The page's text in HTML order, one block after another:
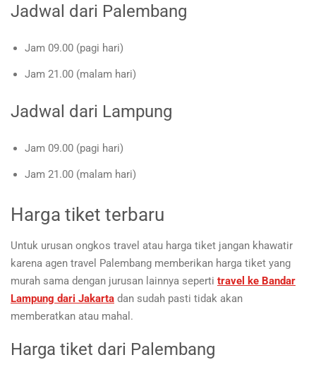
Jadwal dari Palembang
Jam 09.00 (pagi hari)
Jam 21.00 (malam hari)
Jadwal dari Lampung
Jam 09.00 (pagi hari)
Jam 21.00 (malam hari)
Harga tiket terbaru
Untuk urusan ongkos travel atau harga tiket jangan khawatir
karena agen travel Palembang memberikan harga tiket yang
murah sama dengan jurusan lainnya seperti travel ke Bandar
Lampung dari Jakarta dan sudah pasti tidak akan
memberatkan atau mahal.
Harga tiket dari Palembang